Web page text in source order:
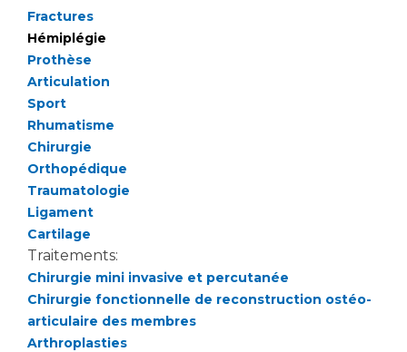
Qualité
Nos indicateurs qualité et de sécurité des soins
Protection des données
Sécurité
Les recherches en santé à l’AP-HM
Documents utiles
Fractures
Hémiplégie
Prothèse
Articulation
Sport
Rhumatisme
Chirurgie
Orthopédique
Traumatologie
Ligament
Cartilage
Traitements:
Chirurgie mini invasive et percutanée
Chirurgie fonctionnelle de reconstruction ostéo-
articulaire des membres
Arthroplasties